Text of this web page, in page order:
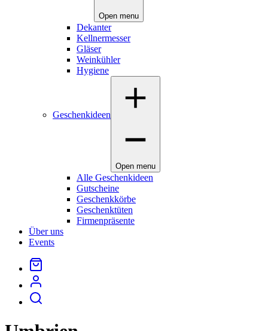
Open menu
Dekanter
Kellnermesser
Gläser
Weinkühler
Hygiene
Geschenkideen
Open menu
Alle Geschenkideen
Gutscheine
Geschenkkörbe
Geschenktüten
Firmenpräsente
Über uns
Events